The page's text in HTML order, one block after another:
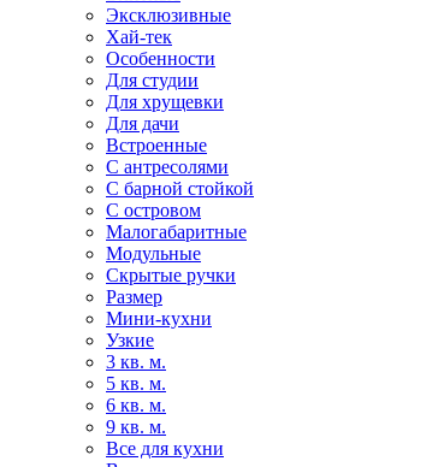
Эксклюзивные
Хай-тек
Особенности
Для студии
Для хрущевки
Для дачи
Встроенные
С антресолями
С барной стойкой
С островом
Малогабаритные
Модульные
Скрытые ручки
Размер
Мини-кухни
Узкие
3 кв. м.
5 кв. м.
6 кв. м.
9 кв. м.
Все для кухни